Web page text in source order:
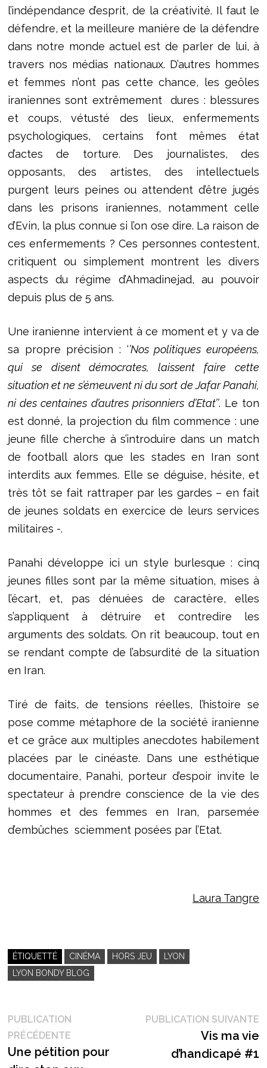
l’indépendance d’esprit, de la créativité. Il faut le
défendre, et la meilleure manière de la défendre
dans notre monde actuel est de parler de lui, à
travers nos médias nationaux. D’autres hommes
et femmes n’ont pas cette chance, les geôles
iraniennes sont extrêmement dures : blessures
et coups, vétusté des lieux, enfermements
psychologiques, certains font mêmes état
d’actes de torture. Des journalistes, des
opposants, des artistes, des intellectuels
purgent leurs peines ou attendent d’être jugés
dans les prisons iraniennes, notamment celle
d’Evin, la plus connue si l’on ose dire. La raison de
ces enfermements ? Ces personnes contestent,
critiquent ou simplement montrent les divers
aspects du régime d’Ahmadinejad, au pouvoir
depuis plus de 5 ans.
Une iranienne intervient à ce moment et y va de
sa propre précision : ‘’Nos politiques européens,
qui se disent démocrates, laissent faire cette
situation et ne s’émeuvent ni du sort de Jafar Panahi,
ni des centaines d’autres prisonniers d’Etat’’. Le ton
est donné, la projection du film commence : une
jeune fille cherche à s’introduire dans un match
de football alors que les stades en Iran sont
interdits aux femmes. Elle se déguise, hésite, et
très tôt se fait rattraper par les gardes – en fait
de jeunes soldats en exercice de leurs services
militaires -.
Panahi développe ici un style burlesque : cinq
jeunes filles sont par la même situation, mises à
l’écart, et, pas dénuées de caractère, elles
s’appliquent à détruire et contredire les
arguments des soldats. On rit beaucoup, tout en
se rendant compte de l’absurdité de la situation
en Iran.
Tiré de faits, de tensions réelles, l’histoire se
pose comme métaphore de la société iranienne
et ce grâce aux multiples anecdotes habilement
placées par le cinéaste. Dans une esthétique
documentaire, Panahi, porteur d’espoir invite le
spectateur à prendre conscience de la vie des
hommes et des femmes en Iran, parsemée
d’embûches sciemment posées par l’Etat.
Laura Tangre
ÉTIQUETTÉ CINÉMA HORS JEU
LYON
LYON BONDY BLOG
Navigation
de
PUBLICATION
PRÉCÉDENTEPublication
précédente :
Une pétition pour
PUBLICATION SUIVANTE
Vis ma vie
d’handicapé #1